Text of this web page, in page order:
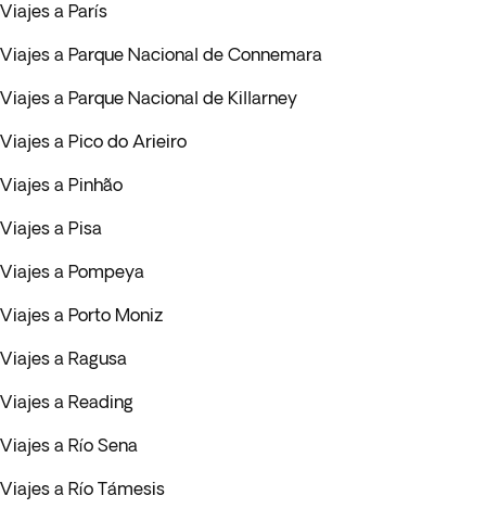
Viajes a París
Viajes a Parque Nacional de Connemara
Viajes a Parque Nacional de Killarney
Viajes a Pico do Arieiro
Viajes a Pinhão
Viajes a Pisa
Viajes a Pompeya
Viajes a Porto Moniz
Viajes a Ragusa
Viajes a Reading
Viajes a Río Sena
Viajes a Río Támesis